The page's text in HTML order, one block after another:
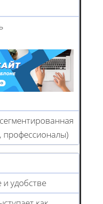
профессионалы)
и удобстве